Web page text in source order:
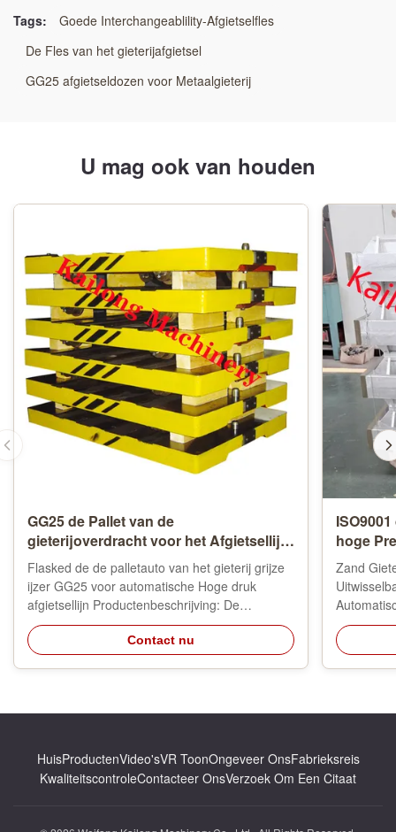
Vlokken voor gietwerk
Tags:
Goede Interchangeablility-Afgietselfles
De Fles van het gieterijafgietsel
GG25 afgietseldozen voor Metaalgieterij
U mag ook van houden
GG25 de Pallet van de
gieterijoverdracht voor het Afgietsellijn
van Hoge drukflasked
Flasked de de palletauto van het gieterij grijze
ijzer GG25 voor automatische Hoge druk
afgietsellijn Productenbeschrijving: De
palletauto is een hulpmiddel in gieterijen wordt
gebruikt die. Wanneer het werk van de
afgietselmachine, Palletauto vier wielen heeft,
Contact nu
hoge
Zand
HuisProductenVideo'sVR ToonOngeveer OnsFabrieksreis
KwaliteitscontroleContacteer OnsVerzoek Om Een Citaat